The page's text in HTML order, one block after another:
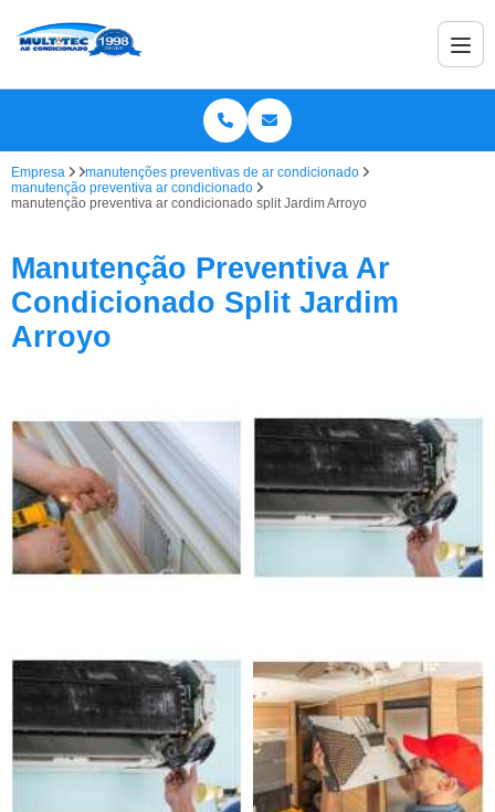
Empresa
manutenções preventivas de ar condicionado
manutenção preventiva ar condicionado
manutenção preventiva ar condicionado split Jardim Arroyo
Manutenção Preventiva Ar
Condicionado Split Jardim
Arroyo